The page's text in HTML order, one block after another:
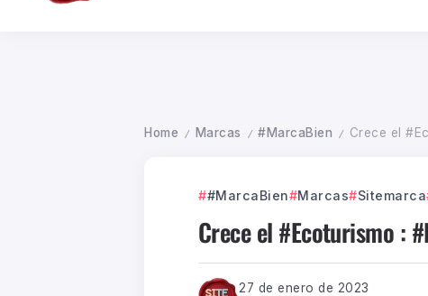
Home / Marcas / #MarcaBien / Crece el
#MarcaBien Marcas Sitemarca
Crece el #Ecoturismo :
27 de enero de 2023